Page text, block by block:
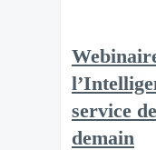
service
demain